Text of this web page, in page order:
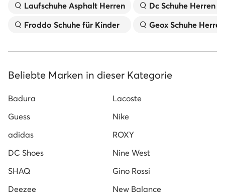
Laufschuhe Asphalt Herren
Froddo Schuhe für Kinder
Dc Schuhe Herren
Geox Schuhe Herren
Beliebte Marken in dieser Kategorie
Badura
Lacoste
Guess
Nike
adidas
ROXY
DC Shoes
Nine West
SHAQ
Gino Rossi
Deezee
New Balance